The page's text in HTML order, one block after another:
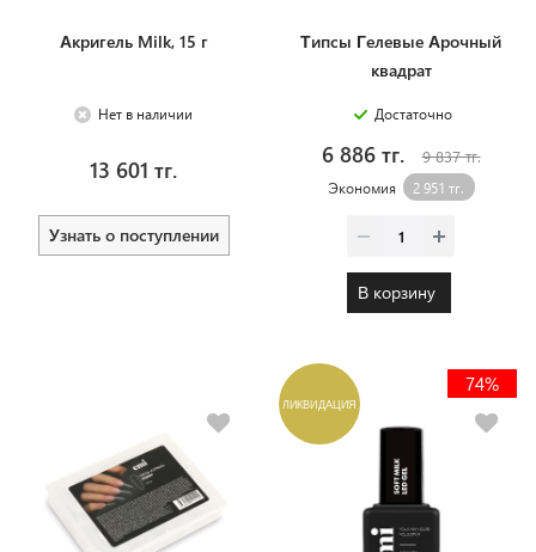
Акригель Milk, 15 г
Нет в наличии
13 601 тг.
Узнать о поступлении
Типсы Гелевые Арочный
квадрат
Достаточно
6 886 тг. 9 837 тг.
Экономия 2 951 тг.
В корзину
ЛИКВИДАЦИЯ
74%